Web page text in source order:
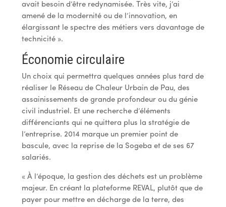
avait besoin d’être redynamisée. Très vite, j’ai
amené de la modernité ou de l’innovation, en
élargissant le spectre des métiers vers davantage de
technicité ».
Économie circulaire
Un choix qui permettra quelques années plus tard de
réaliser le Réseau de Chaleur Urbain de Pau, des
assainissements de grande profondeur ou du génie
civil industriel. Et une recherche d’éléments
différenciants qui ne quittera plus la stratégie de
l’entreprise. 2014 marque un premier point de
bascule, avec la reprise de la Sogeba et de ses 67
salariés.
« À l’époque, la gestion des déchets est un problème
majeur. En créant la plateforme REVAL, plutôt que de
payer pour mettre en décharge de la terre, des